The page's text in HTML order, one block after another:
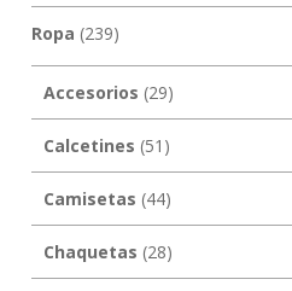
Ropa (239)
Accesorios (29)
Calcetines (51)
Camisetas (44)
Chaquetas (28)